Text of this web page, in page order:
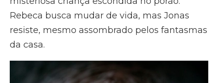
Rebeca busca mudar de vida, mas Jonas
resiste, mesmo assombrado pelos fantasmas
da casa.